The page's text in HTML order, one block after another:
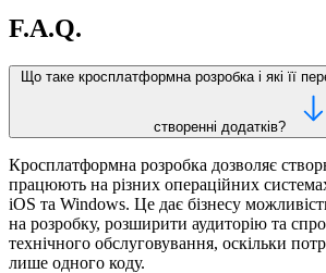
F.A.Q.
Що таке кросплатформна розробка і які її
створенні додатків?
Кросплатформна розробка дозволяє
працюють на різних операційних
iOS та Windows. Це дає бізнесу
на розробку, розширити аудиторію та
технічного обслуговування, оскільки
лише одного коду.